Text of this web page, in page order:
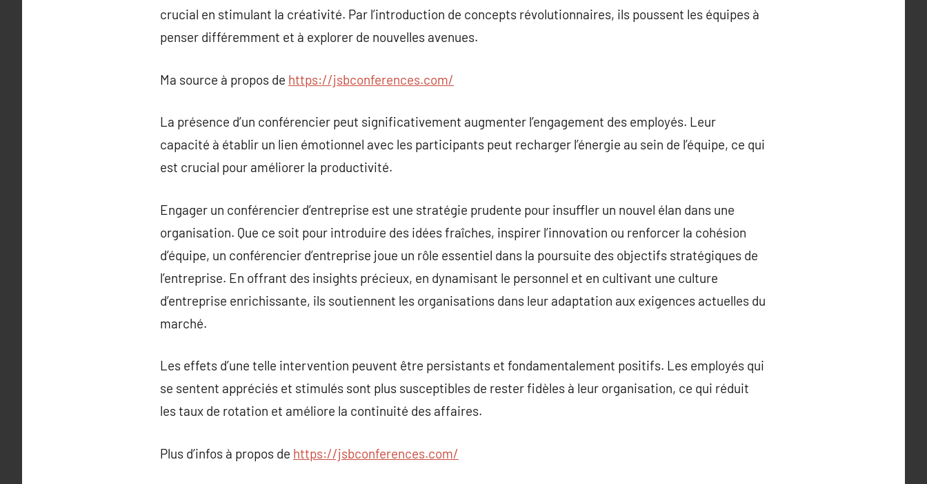
crucial en stimulant la créativité. Par l’introduction de concepts révolutionnaires, ils poussent les équipes à
penser différemment et à explorer de nouvelles avenues.
Ma source à propos de https://jsbconferences.com/
La présence d’un conférencier peut significativement augmenter l’engagement des employés. Leur
capacité à établir un lien émotionnel avec les participants peut recharger l’énergie au sein de l’équipe, ce qui
est crucial pour améliorer la productivité.
Engager un conférencier d’entreprise est une stratégie prudente pour insuffler un nouvel élan dans une
organisation. Que ce soit pour introduire des idées fraîches, inspirer l’innovation ou renforcer la cohésion
d’équipe, un conférencier d’entreprise joue un rôle essentiel dans la poursuite des objectifs stratégiques de
l’entreprise. En offrant des insights précieux, en dynamisant le personnel et en cultivant une culture
d’entreprise enrichissante, ils soutiennent les organisations dans leur adaptation aux exigences actuelles du
marché.
Les effets d’une telle intervention peuvent être persistants et fondamentalement positifs. Les employés qui
se sentent appréciés et stimulés sont plus susceptibles de rester fidèles à leur organisation, ce qui réduit
les taux de rotation et améliore la continuité des affaires.
Plus d’infos à propos de https://jsbconferences.com/